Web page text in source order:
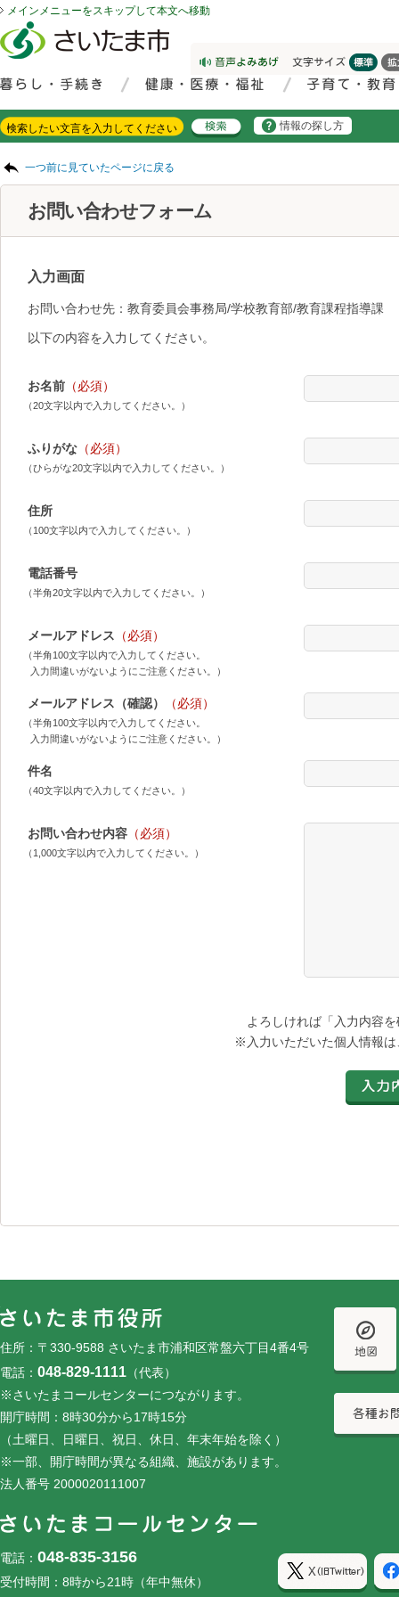
メインメニューをスキップして本文へ移動
情報の探し方
一つ前に見ていたページに戻る
お問い合わせフォーム
入力画面
お問い合わせ先：教育委員会事務局/学校教育部/教育課程指導課
以下の内容を入力してください。
お名前 （必須）
（20文字以内で入力してください。）
ふりがな （必須）
（ひらがな20文字以内で入力してください。）
住所
（100文字以内で入力してください。）
電話番号
（半角20文字以内で入力してください。）
メールアドレス （必須）
（半角100文字以内で入力してください。
入力間違いがないようにご注意ください。）
メールアドレス（確認） （必須）
（半角100文字以内で入力してください。
入力間違いがないようにご注意ください。）
件名
（40文字以内で入力してください。）
お問い合わせ内容 （必須）
（1,000文字以内で入力してください。）
よろしければ「入力内容
※入力いただいた個人情報
住所：〒330-9588 さいたま市浦和区常盤六丁目4番4号
電話： 048-829-1111 （代表）
※さいたまコールセンターにつながります。
開庁時間：8時30分から17時15分
（土曜日、日曜日、祝日、休日、年末年始を除く）
※一部、開庁時間が異なる組織、施設があります。
法人番号 2000020111007
電話： 048-835-3156
受付時間：8時から21時（年中無休）